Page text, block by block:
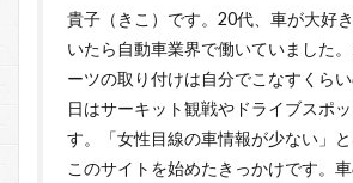
貴子（きこ）です。20代、車が大好
いたら自動車業界で働いていました
ーツの取り付けは自分でこなすくら
日はサーキット観戦やドライブスポ
す。「女性目線の車情報が少ない」と
このサイトを始めたきっかけです。